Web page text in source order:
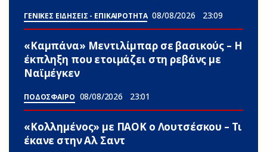
ΓΕΝΙΚΕΣ ΕΙΔΗΣΕΙΣ - ΕΠΙΚΑΙΡΟΤΗΤΑ 08/08/2026 23:09
«Καμπάνα» Μεντιλίμπαρ σε βασικούς – Η
έκπληξη που ετοιμάζει στη ρεβάνς με
Ναϊμέγκεν
ΠΟΔΟΣΦΑΙΡΟ 08/08/2026 23:01
«Κολλημένος» με ΠΑΟΚ ο Λουτσέσκου – Τι
έκανε στην Αλ Σαντ